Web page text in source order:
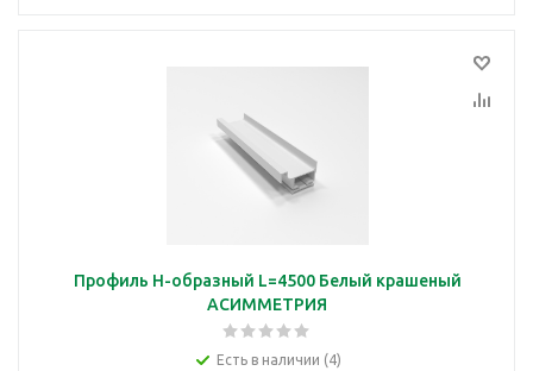
Профиль H-образный L=4500 Белый крашеный
АСИММЕТРИЯ
Есть в наличии (4)